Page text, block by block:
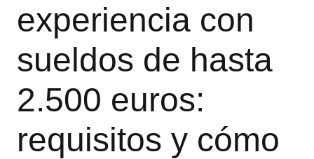
experiencia con
sueldos de hasta
2.500 euros:
requisitos y cómo